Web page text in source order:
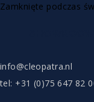
Zamknięte podczas
info@cleopatra.nl
tel: +31 (0)75 647 82